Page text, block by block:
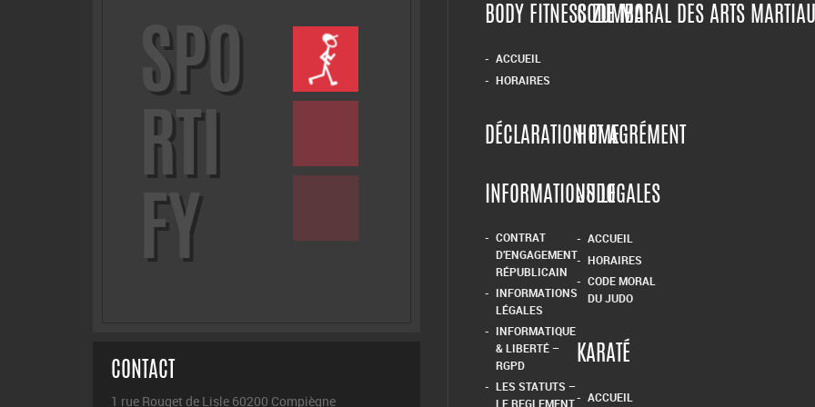
SPO
RTI
FY
CONTACT
1 rue Rouget de Lisle 60200 Compiègne
BODY FITNESS ZUMBA
ACCUEIL
HORAIRES
CODE MORAL DES ARTS
DÉCLARATION ET AGRÉMENT
HOME
INFORMATIONS LEGALES
CONTRAT
D’ENGAGEMENT
RÉPUBLICAIN
INFORMATIONS
LÉGALES
INFORMATIQUE
& LIBERTÉ –
RGPD
LES STATUTS –
LE REGLEMENT
JUDO
ACCUEIL
HORAIRES
CODE MORAL
DU JUDO
KARATÉ
ACCUEIL